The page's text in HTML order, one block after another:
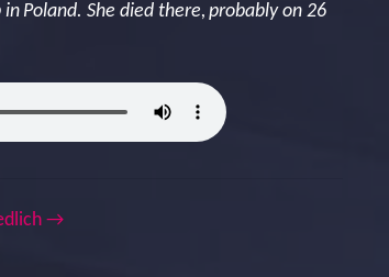
Poland. She died there, probably on 26
→